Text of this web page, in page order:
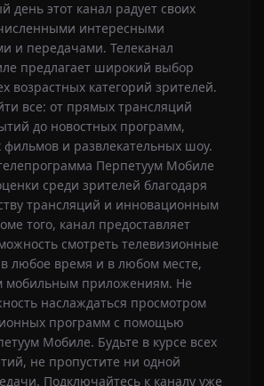
день этот канал радует своих
интересными
и передачами. Телеканал
предлагает широкий выбор
возрастных категорий зрителей.
все: от прямых трансляций
до новостных программ,
фильмов и развлекательных шоу.
Перпетуум Мобиле
среди зрителей благодаря
трансляций и инновационным
того, канал предоставляет
смотреть телевизионные
любое время и в любом месте,
мобильным приложениям. Не
наслаждаться просмотром
программ с помощью
Мобиле. Будьте в курсе всех
не пропустите ни одной
Подключайтесь к каналу уже